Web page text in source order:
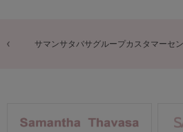
商品に関するお詫びと